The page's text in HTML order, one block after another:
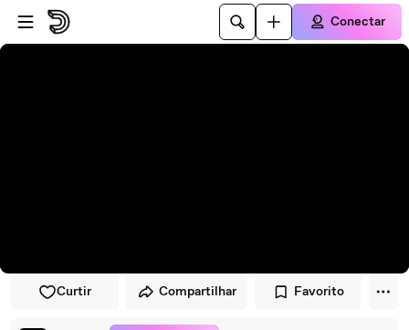
Pular para o player
Ir para o conteúdo principal
Conectar
Curtir Compartilhar Favorito